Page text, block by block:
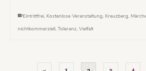
Eintrittfrei, Kostenlose Veranstaltung, Kreuzberg,
nichtkommerziell, Toleranz, Vielfalt